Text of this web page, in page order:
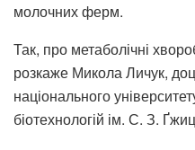
молочних ферм.
Так, про метаболічні
розкаже Микола Личук,
національного
біотехнологій ім. С. З.